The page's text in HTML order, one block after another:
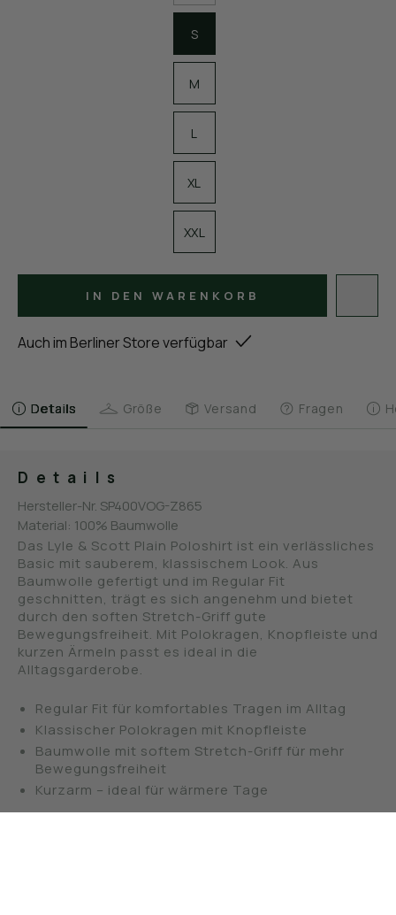
S
M
L
XL
XXL
IN DEN WARENKORB
Auch im Berliner Store verfügbar
Details Größe Versand Fragen
Details
Hersteller-Nr. SP400VOG-Z865
Material: 100% Baumwolle
Das Lyle & Scott Plain Poloshirt ist ein verlässliches
Basic mit sauberem, klassischem Look. Aus
Baumwolle gefertigt und im Regular Fit
geschnitten, trägt es sich angenehm und bietet
durch den soften Stretch-Griff gute
Bewegungsfreiheit. Mit Polokragen, Knopfleiste und
kurzen Ärmeln passt es ideal in die
Alltagsgarderobe.
Regular Fit für komfortables Tragen im Alltag
Klassischer Polokragen mit Knopfleiste
Baumwolle mit softem Stretch-Griff für mehr
Bewegungsfreiheit
Kurzarm – ideal für wärmere Tage